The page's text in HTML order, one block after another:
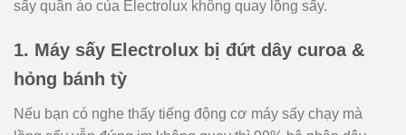
sấy quần áo của Electrolux không quay lồng sấy.
1. Máy sấy Electrolux bị đứt dây curoa &
hỏng bánh tỳ
Nếu bạn có nghe thấy tiếng động cơ máy sấy chạy mà